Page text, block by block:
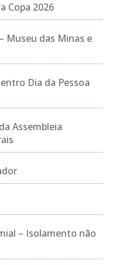
Copa 2026
Museu das Minas e
Dia da Pessoa
Assembleia
– Isolamento não